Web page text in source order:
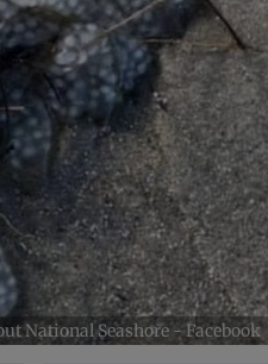
National Seashore - Facebook